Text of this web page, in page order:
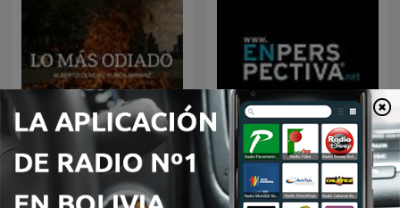
Lo más odiado En Perspectiva